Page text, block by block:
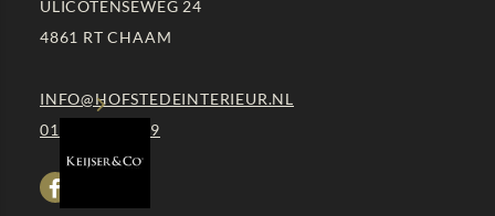
ULICOTENSEWEG 24
4861 RT CHAAM
INFO@HOFSTEDEINTERIEUR.NL
0161 - 49 29 59